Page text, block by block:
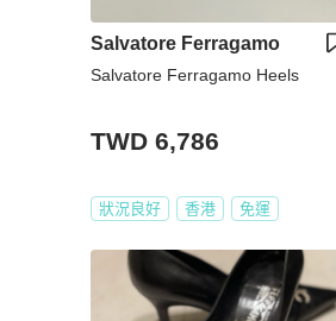
Salvatore Ferragamo
Salvatore Ferragamo Heels
TWD 6,786
狀況良好 香港 免運